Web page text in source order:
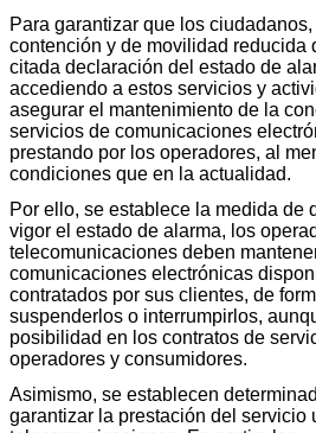
Para garantizar que los
contención y de movilidad reducida
citada declaración del estado de
accediendo a estos servicios y
asegurar el mantenimiento de la
servicios de comunicaciones
prestando por los operadores, al
condiciones que en la actualidad.
Por ello, se establece la medida de
vigor el estado de alarma, los
telecomunicaciones deben
comunicaciones electrónicas
contratados por sus clientes, de
suspenderlos o interrumpirlos,
posibilidad en los contratos de
operadores y consumidores.
Asimismo, se establecen
garantizar la prestación del servicio